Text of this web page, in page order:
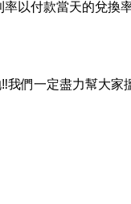
以付款當天的兌換率
我們一定盡力幫大家